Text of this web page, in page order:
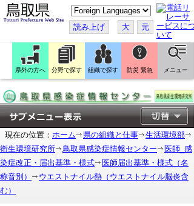
こ
の
ペ
ー
ジ
翻
訳
す
読み上げ 大 元
県外の方へ 分野で探す 組織で探す 防災 緊急 メニュー
現在の位置： ホーム 県の組織と仕事
生活環境部
衛生環境研究所
鳥取県感染症情報センター
医師_感
染症改正・届出基準・様式
医師届出基準・様式（名
称音別）
ウエストナイル熱（ウエストナイル脳炎含
む）